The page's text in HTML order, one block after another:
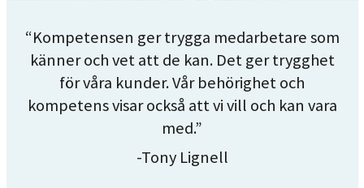
“Kompetensen ger trygga medarbetare som
känner och vet att de kan. Det ger trygghet
för våra kunder. Vår behörighet och
kompetens visar också att vi vill och kan vara
med.”
-Tony Lignell